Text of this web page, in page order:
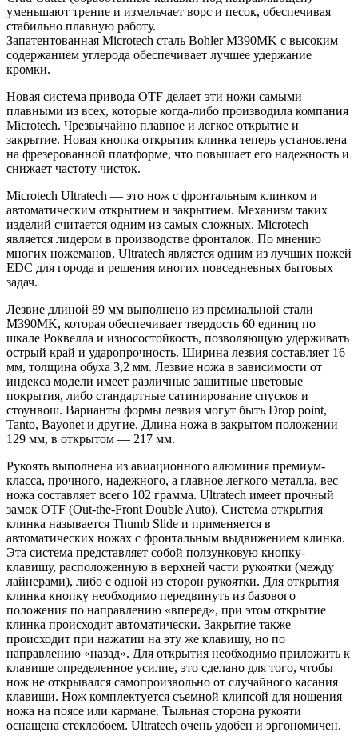
уменьшают трение и измельчает ворс и песок, обеспечивая
стабильно плавную работу.
Запатентованная Microtech сталь Bohler M390MK с высоким
содержанием углерода обеспечивает лучшее удержание
кромки.
Новая система привода OTF делает эти ножи самыми
плавными из всех, которые когда-либо производила компания
Microtech. Чрезвычайно плавное и легкое открытие и
закрытие. Новая кнопка открытия клинка теперь установлена
на фрезерованной платформе, что повышает его надежность и
снижает частоту чисток.
Microtech Ultratech — это нож с фронтальным клинком и
автоматическим открытием и закрытием. Механизм таких
изделий считается одним из самых сложных. Microtech
является лидером в производстве фронталок. По мнению
многих ножеманов, Ultratech является одним из лучших ножей
EDC для города и решения многих повседневных бытовых
задач.
Лезвие длиной 89 мм выполнено из премиальной стали
M390MK, которая обеспечивает твердость 60 единиц по
шкале Роквелла и износостойкость, позволяющую удерживать
острый край и ударопрочность. Ширина лезвия составляет 16
мм, толщина обуха 3,2 мм. Лезвие ножа в зависимости от
индекса модели имеет различные защитные цветовые
покрытия, либо стандартные сатинирование спусков и
стоунвош. Варианты формы лезвия могут быть Drop point,
Tanto, Bayonet и другие. Длина ножа в закрытом положении
129 мм, в открытом — 217 мм.
Рукоять выполнена из авиационного алюминия премиум-
класса, прочного, надежного, а главное легкого металла, вес
ножа составляет всего 102 грамма. Ultratech имеет прочный
замок OTF (Out-the-Front Double Auto). Система открытия
клинка называется Thumb Slide и применяется в
автоматических ножах с фронтальным выдвижением клинка.
Эта система представляет собой ползунковую кнопку-
клавишу, расположенную в верхней части рукоятки (между
лайнерами), либо с одной из сторон рукоятки. Для открытия
клинка кнопку необходимо передвинуть из базового
положения по направлению «вперед», при этом открытие
клинка происходит автоматически. Закрытие также
происходит при нажатии на эту же клавишу, но по
направлению «назад». Для открытия необходимо приложить к
клавише определенное усилие, это сделано для того, чтобы
нож не открывался самопроизвольно от случайного касания
клавиши. Нож комплектуется съемной клипсой для ношения
ножа на поясе или кармане. Тыльная сторона рукояти
оснащена стеклобоем. Ultratech очень удобен и эргономичен.